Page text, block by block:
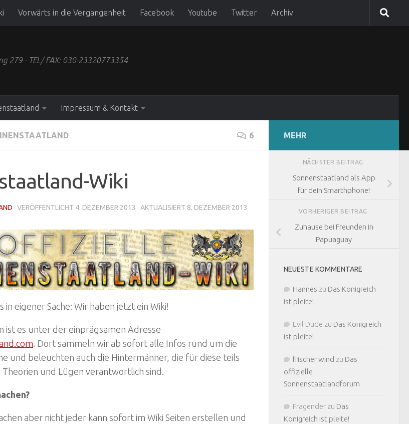
Vorwärts in die Vergangenheit Facebook Youtube Twitter Archiv
279 - TEL/ FAX: 030-23320773354
Impressum & Kontakt
6
Wiki
· VERÖFFENTLICHT 4. DEZEMBER 2013 · AKTUALISIERT 8. DEZEMBER 2013
in eigener Sache: Wir haben jetzt ein Wiki!
ist es unter der einprägsamen Adresse
. Dort sammeln wir ab sofort alle Infos rund um die
und beleuchten auch die Hintermänner, die für diese teils
und Lügen verantwortlich sind.
aber nicht jeder kann sofort im Wiki Seiten erstellen und
MEHR
NÄCHSTER BEITRAG
Sonnenstaatland als App
für dein Smarthphone!
VORHERIGER BEITRAG
Zuhause bei Freunden in
Papuaguay
NEUESTE KOMMENTARE
Hannes zu Das Königreich
ist pleite!
Evil Dude zu Das Königreich
ist pleite!
frischer wind zu Das
offizielle
Sonnenstaatlandforum
Fragender zu Das
Königreich ist pleite!